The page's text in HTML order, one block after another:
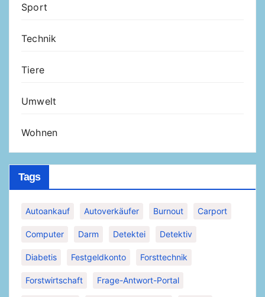
Sport
Technik
Tiere
Umwelt
Wohnen
Tags
Autoankauf Autoverkäufer Burnout Carport
Computer Darm Detektei Detektiv
Diabetis Festgeldkonto Forsttechnik
Forstwirtschaft Frage-Antwort-Portal